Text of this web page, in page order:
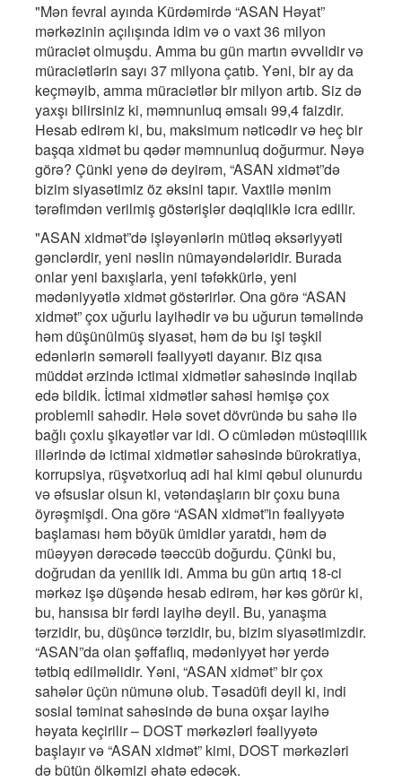
"Mən fevral ayında Kürdəmirdə “ASAN Həyat”
mərkəzinin açılışında idim və o vaxt 36 milyon
müraciət olmuşdu. Amma bu gün martın əvvəlidir və
müraciətlərin sayı 37 milyona çatıb. Yəni, bir ay da
keçməyib, amma müraciətlər bir milyon artıb. Siz də
yaxşı bilirsiniz ki, məmnunluq əmsalı 99,4 faizdir.
Hesab edirəm ki, bu, maksimum nəticədir və heç bir
başqa xidmət bu qədər məmnunluq doğurmur. Nəyə
görə? Çünki yenə də deyirəm, “ASAN xidmət”də
bizim siyasətimiz öz əksini tapır. Vaxtilə mənim
tərəfimdən verilmiş göstərişlər dəqiqliklə icra edilir.
"ASAN xidmət”də işləyənlərin mütləq əksəriyyəti
gənclərdir, yeni nəslin nümayəndələridir. Burada
onlar yeni baxışlarla, yeni təfəkkürlə, yeni
mədəniyyətlə xidmət göstərirlər. Ona görə “ASAN
xidmət” çox uğurlu layihədir və bu uğurun təməlində
həm düşünülmüş siyasət, həm də bu işi təşkil
edənlərin səmərəli fəaliyyəti dayanır. Biz qısa
müddət ərzində ictimai xidmətlər sahəsində inqilab
edə bildik. İctimai xidmətlər sahəsi həmişə çox
problemli sahədir. Hələ sovet dövründə bu sahə ilə
bağlı çoxlu şikayətlər var idi. O cümlədən müstəqillik
illərində də ictimai xidmətlər sahəsində bürokratiya,
korrupsiya, rüşvətxorluq adi hal kimi qəbul olunurdu
və əfsuslar olsun ki, vətəndaşların bir çoxu buna
öyrəşmişdi. Ona görə “ASAN xidmət”in fəaliyyətə
başlaması həm böyük ümidlər yaratdı, həm də
müəyyən dərəcədə təəccüb doğurdu. Çünki bu,
doğrudan da yenilik idi. Amma bu gün artıq 18-ci
mərkəz işə düşəndə hesab edirəm, hər kəs görür ki,
bu, hansısa bir fərdi layihə deyil. Bu, yanaşma
tərzidir, bu, düşüncə tərzidir, bu, bizim siyasətimizdir.
“ASAN”da olan şəffaflıq, mədəniyyət hər yerdə
tətbiq edilməlidir. Yəni, “ASAN xidmət” bir çox
sahələr üçün nümunə olub. Təsadüfi deyil ki, indi
sosial təminat sahəsində də buna oxşar layihə
həyata keçirilir – DOST mərkəzləri fəaliyyətə
başlayır və “ASAN xidmət” kimi, DOST mərkəzləri
də bütün ölkəmizi əhatə edəcək.